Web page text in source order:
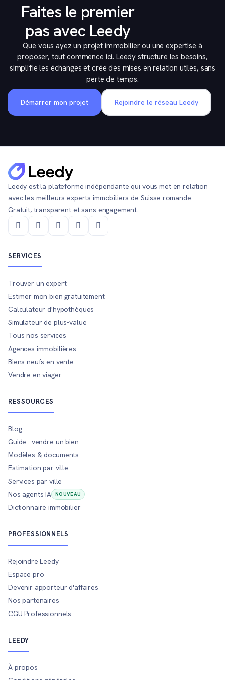
Faites le premier
pas avec Leedy
Que vous ayez un projet immobilier ou une expertise à
proposer, tout commence ici. Leedy structure les besoins,
simplifie les échanges et crée des mises en relation utiles, sans
perte de temps.
Démarrer mon projet Rejoindre le réseau Leedy
Leedy est la plateforme indépendante qui vous met en relation
avec les meilleurs experts immobiliers de Suisse romande.
Gratuit, transparent et sans engagement.
SERVICES
Trouver un expert
Estimer mon bien gratuitement
Calculateur d'hypothèques
Simulateur de plus-value
Tous nos services
Agences immobilières
Biens neufs en vente
Vendre en viager
RESSOURCES
Blog
Guide : vendre un bien
Modèles & documents
Estimation par ville
Services par ville
Nos agents IA
NOUVEAU
Dictionnaire immobilier
PROFESSIONNELS
Rejoindre Leedy
Espace pro
Devenir apporteur d'affaires
Nos partenaires
CGU Professionnels
LEEDY
À propos